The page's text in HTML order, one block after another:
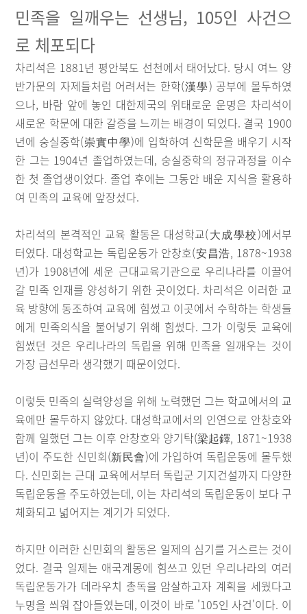
민족을 일깨우는 선생님, 105인 사건으
로 체포되다
차리석은 1881년 평안북도 선천에서 태어났다. 당시 여느 양
반가문의 자제들처럼 어려서는 한학(漢學) 공부에 몰두하였
으나, 바람 앞에 놓인 대한제국의 위태로운 운명은 차리석이
새로운 학문에 대한 갈증을 느끼는 배경이 되었다. 결국 1900
년에 숭실중학(崇實中學)에 입학하여 신학문을 배우기 시작
한 그는 1904년 졸업하였는데, 숭실중학의 정규과정을 이수
한 첫 졸업생이었다. 졸업 후에는 그동안 배운 지식을 활용하
여 민족의 교육에 앞장섰다.
차리석의 본격적인 교육 활동은 대성학교(大成學校)에서부
터였다. 대성학교는 독립운동가 안창호(安昌浩, 1878~1938
년)가 1908년에 세운 근대교육기관으로 우리나라를 이끌어
갈 민족 인재를 양성하기 위한 곳이었다. 차리석은 이러한 교
육 방향에 동조하여 교육에 힘썼고 이곳에서 수학하는 학생들
에게 민족의식을 불어넣기 위해 힘썼다. 그가 이렇듯 교육에
힘썼던 것은 우리나라의 독립을 위해 민족을 일깨우는 것이
가장 급선무라 생각했기 때문이었다.
이렇듯 민족의 실력양성을 위해 노력했던 그는 학교에서의 교
육에만 몰두하지 않았다. 대성학교에서의 인연으로 안창호와
함께 일했던 그는 이후 안창호와 양기탁(梁起鐸, 1871~1938
년)이 주도한 신민회(新民會)에 가입하여 독립운동에 몰두했
다. 신민회는 근대 교육에서부터 독립군 기지건설까지 다양한
독립운동을 주도하였는데, 이는 차리석의 독립운동이 보다 구
체화되고 넓어지는 계기가 되었다.
하지만 이러한 신민회의 활동은 일제의 심기를 거스르는 것이
었다. 결국 일제는 애국계몽에 힘쓰고 있던 우리나라의 여러
독립운동가가 데라우치 총독을 암살하고자 계획을 세웠다고
누명을 씌워 잡아들였는데, 이것이 바로 '105인 사건'이다. 이